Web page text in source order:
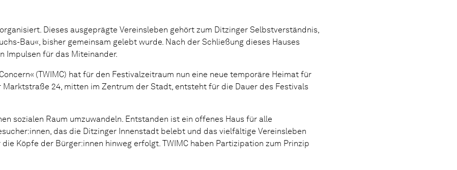
Dieses ausgeprägte Vereinsleben gehört zum Ditzinger Selbstverständnis,
Bau«, bisher gemeinsam gelebt wurde. Nach der Schließung dieses Hauses
Impulsen für das Miteinander.
(TWIMC) hat für den Festivalzeitraum nun eine neue temporäre Heimat für
24, mitten im Zentrum der Stadt, entsteht für die Dauer des Festivals
sozialen Raum umzuwandeln. Entstanden ist ein offenes Haus für alle
das die Ditzinger Innenstadt belebt und das vielfältige Vereinsleben
Köpfe der Bürger:innen hinweg erfolgt. TWIMC haben Partizipation zum Prinzip